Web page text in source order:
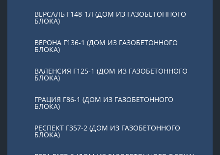
ВЕРСАЛЬ Г148-1Л (ДОМ ИЗ ГАЗОБЕТОННОГО
БЛОКА)
ВЕРОНА Г136-1 (ДОМ ИЗ ГАЗОБЕТОННОГО
БЛОКА)
ВАЛЕНСИЯ Г125-1 (ДОМ ИЗ ГАЗОБЕТОННОГО
БЛОКА)
ГРАЦИЯ Г86-1 (ДОМ ИЗ ГАЗОБЕТОННОГО
БЛОКА)
РЕСПЕКТ Г357-2 (ДОМ ИЗ ГАЗОБЕТОННОГО
БЛОКА)